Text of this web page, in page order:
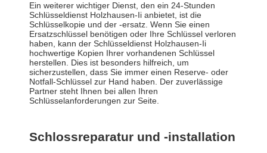
Ein weiterer wichtiger Dienst, den ein 24-Stunden
Schlüsseldienst Holzhausen-Ii anbietet, ist die
Schlüsselkopie und der -ersatz. Wenn Sie einen
Ersatzschlüssel benötigen oder Ihre Schlüssel verloren
haben, kann der Schlüsseldienst Holzhausen-Ii
hochwertige Kopien Ihrer vorhandenen Schlüssel
herstellen. Dies ist besonders hilfreich, um
sicherzustellen, dass Sie immer einen Reserve- oder
Notfall-Schlüssel zur Hand haben. Der zuverlässige
Partner steht Ihnen bei allen Ihren
Schlüsselanforderungen zur Seite.
Schlossreparatur und -installation